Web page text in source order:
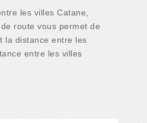
les villes Catane,
route vous permet de
la distance entre les
entre les villes